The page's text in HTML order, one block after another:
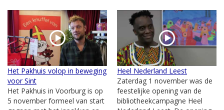
Het Pakhuis volop in beweging
voor Sint
Het Pakhuis in Voorburg is op
5 november formeel van start
Heel Nederland Leest
Zaterdag 1 november was de
feestelijke opening van de
bibliotheekcampagne Heel